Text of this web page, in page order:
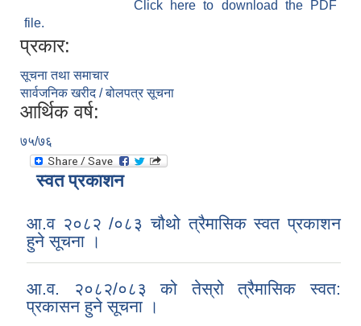
Click here to download the PDF
file.
प्रकार:
सूचना तथा समाचार
सार्वजनिक खरीद / बोलपत्र सूचना
आर्थिक वर्ष:
७५/७६
स्वत प्रकाशन
आ.व २०८२ /०८३ चौथो त्रैमासिक स्वत प्रकाशन
हुने सूचना ।
आ.व. २०८२/०८३ को तेस्रो त्रैमासिक स्वत:
प्रकासन हुने सूचना ।